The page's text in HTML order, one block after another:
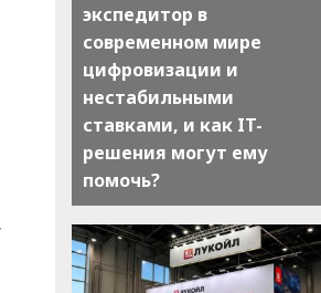
экспедитор в
современном мире
цифровизации и
нестабильными
ставками, и как IT-
решения могут ему
помочь?